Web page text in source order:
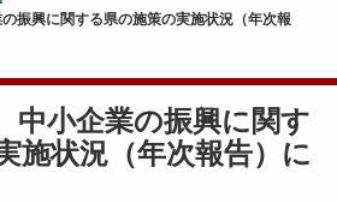
振興に関する県の施策の実施状況（年次報
小企業の振興に関す
施状況（年次報告）に